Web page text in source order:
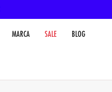
MARCA SALE BLOG